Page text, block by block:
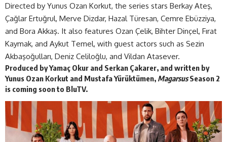
Directed by Yunus Ozan Korkut, the series stars Berkay Ateş,
Çağlar Ertuğrul, Merve Dizdar, Hazal Türesan, Cemre Ebüzziya,
and Bora Akkaş. It also features Ozan Çelik, Bihter Dinçel, Fırat
Kaymak, and Aykut Temel, with guest actors such as Sezin
Akbaşoğulları, Deniz Celiloğlu, and Vildan Atasever.
Produced by Yamaç Okur and Serkan Çakarer, and written by
Yunus Ozan Korkut and Mustafa Yürüktümen, MagarsusSeason 2
is coming soon to BluTV.